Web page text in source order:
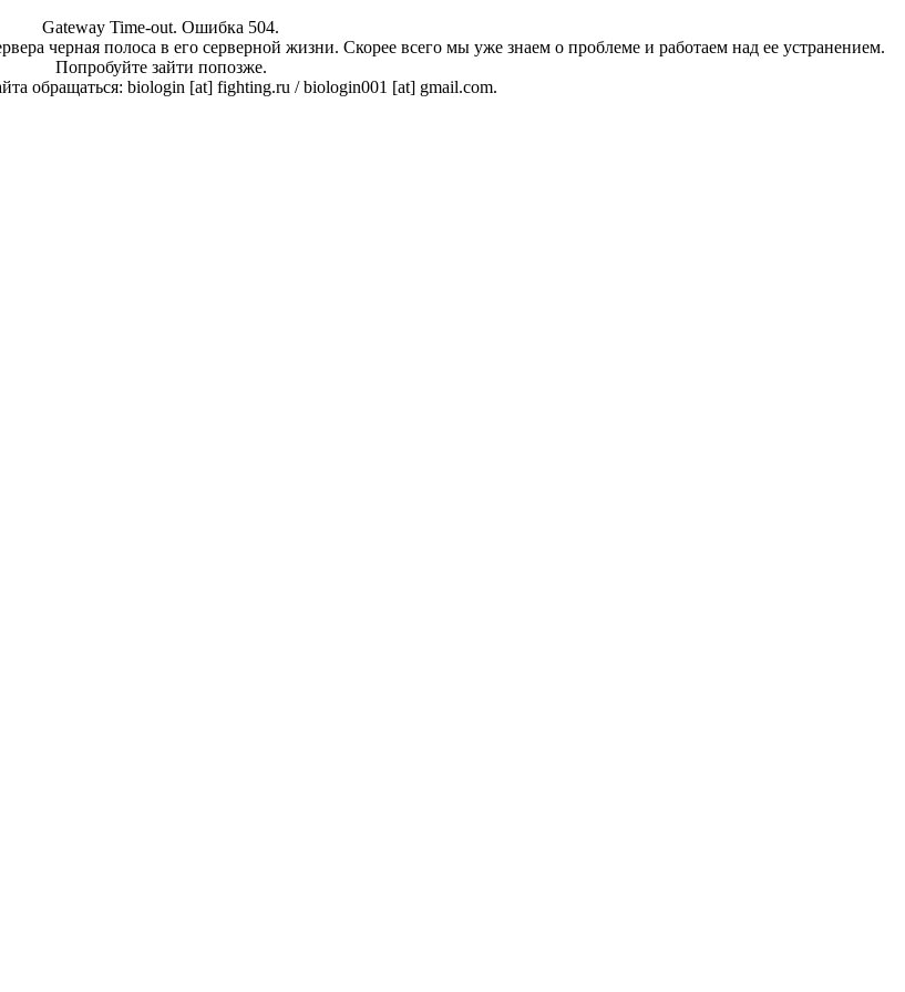
Gateway Time-out. Ошибка 504.
черная полоса в его серверной жизни. Скорее всего мы уже знаем о проблеме и работаем над ее устранением.
Попробуйте зайти попозже.
обращаться: biologin [at] fighting.ru / biologin001 [at] gmail.com.